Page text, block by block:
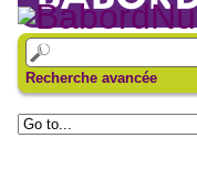
Recherche avancée